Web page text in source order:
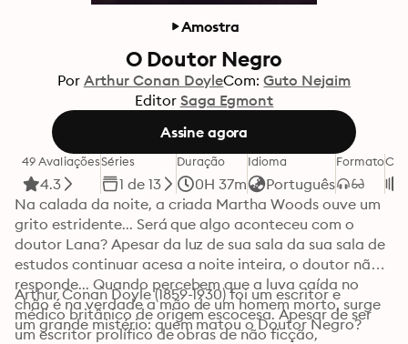
Amostra
O Doutor Negro
Por Arthur Conan DoyleCom: Guto Nejaim
Editor Saga Egmont
Assine agora
49 Avaliações
4.3
Séries
1 de 13
Duração
0H 37m
Idioma
Português
Formato
Na calada da noite, a criada Martha Woods ouve um
grito estridente... Será que algo aconteceu com o
doutor Lana? Apesar da luz de sua sala da sua sala de
estudos continuar acesa a noite inteira, o doutor não
responde... Quando percebem que a luva caída no
chão é na verdade a mão de um homem morto, surge
um grande mistério: quem matou o Doutor Negro?
Arthur Conan Doyle (1859-1930) foi um escritor e
médico britânico de origem escocesa. Apesar de ser
um escritor prolífico de obras de não ficção,